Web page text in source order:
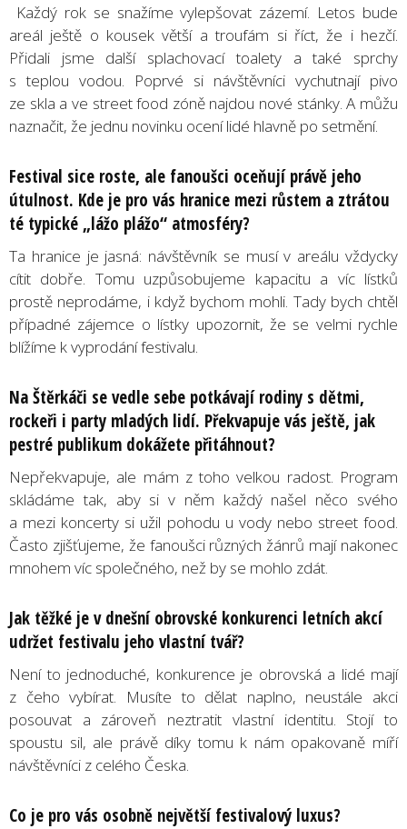
Každý rok se snažíme vylepšovat zázemí. Letos bude
areál ještě o kousek větší a troufám si říct, že i hezčí.
Přidali jsme další splachovací toalety a také sprchy
s teplou vodou. Poprvé si návštěvníci vychutnají pivo
ze skla a ve street food zóně najdou nové stánky. A můžu
naznačit, že jednu novinku ocení lidé hlavně po setmění.
Festival sice roste, ale fanoušci oceňují právě jeho
útulnost. Kde je pro vás hranice mezi růstem a ztrátou
té typické „lážo plážo“ atmosféry?
Ta hranice je jasná: návštěvník se musí v areálu vždycky
cítit dobře. Tomu uzpůsobujeme kapacitu a víc lístků
prostě neprodáme, i když bychom mohli. Tady bych chtěl
případné zájemce o lístky upozornit, že se velmi rychle
blížíme k vyprodání festivalu.
Na Štěrkáči se vedle sebe potkávají rodiny s dětmi,
rockeři i party mladých lidí. Překvapuje vás ještě, jak
pestré publikum dokážete přitáhnout?
Nepřekvapuje, ale mám z toho velkou radost. Program
skládáme tak, aby si v něm každý našel něco svého
a mezi koncerty si užil pohodu u vody nebo street food.
Často zjišťujeme, že fanoušci různých žánrů mají nakonec
mnohem víc společného, než by se mohlo zdát.
Jak těžké je v dnešní obrovské konkurenci letních akcí
udržet festivalu jeho vlastní tvář?
Není to jednoduché, konkurence je obrovská a lidé mají
z čeho vybírat. Musíte to dělat naplno, neustále akci
posouvat a zároveň neztratit vlastní identitu. Stojí to
spoustu sil, ale právě díky tomu k nám opakovaně míří
návštěvníci z celého Česka.
Co je pro vás osobně největší festivalový luxus?